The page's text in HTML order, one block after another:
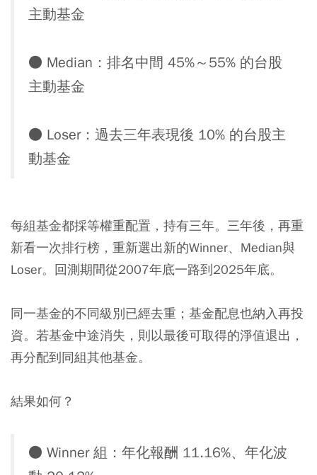
主動基金
● Median：排名中間 45%～55% 的台股
主動基金
● Loser：過去三年表現後 10% 的台股主
動基金
每組基金都採等權重配置，持有三年。三年後，再重
新看一次排行榜，重新選出新的Winner、Median與
Loser。回測期間從2007年底一路到2025年底。
同一基金的不同級別已經去重；基金配息也納入再投
資。若基金中途消失，則以最後可取得的淨值退出，
再分配到同組其他基金。
結果如何？
● Winner 組：年化報酬 11.16%、年化波